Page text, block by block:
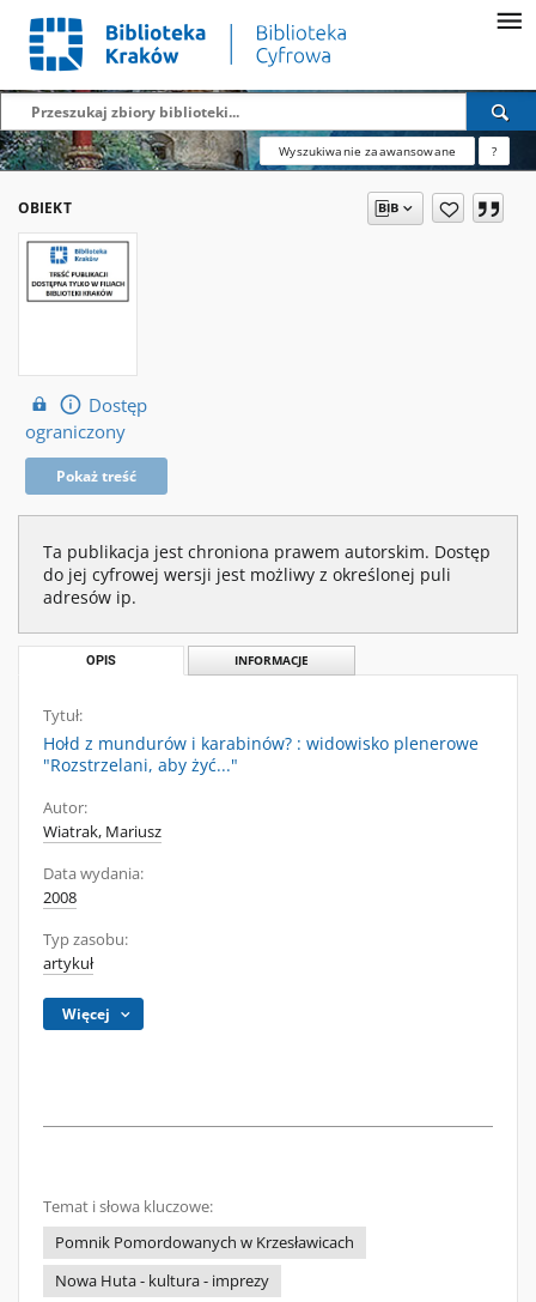
Wyszukiwanie zaawansowane ?
OBIEKT
Dostęp
ograniczony
Pokaż treść
Ta publikacja jest chroniona prawem autorskim. Dostęp
do jej cyfrowej wersji jest możliwy z określonej puli
adresów ip.
OPIS INFORMACJE
Tytuł:
Hołd z mundurów i karabinów? : widowisko plenerowe
"Rozstrzelani, aby żyć..."
Autor:
Wiatrak, Mariusz
Data wydania:
2008
Typ zasobu:
artykuł
Więcej
Temat i słowa kluczowe:
Pomnik Pomordowanych w Krzesławicach
Nowa Huta - kultura - imprezy